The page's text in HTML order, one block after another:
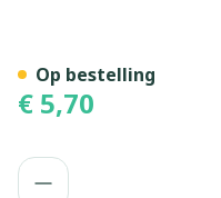
€ 5,70
Aantal
Op bestelling